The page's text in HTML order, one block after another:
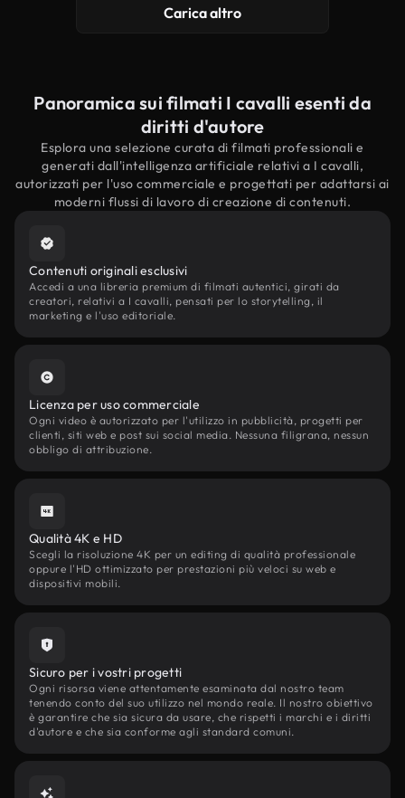
Carica altro
Panoramica sui filmati I cavalli esenti da
diritti d'autore
Esplora una selezione curata di filmati professionali e
generati dall'intelligenza artificiale relativi a I cavalli,
autorizzati per l'uso commerciale e progettati per adattarsi ai
moderni flussi di lavoro di creazione di contenuti.
Contenuti originali esclusivi
Accedi a una libreria premium di filmati autentici, girati da
creatori, relativi a I cavalli, pensati per lo storytelling, il
marketing e l'uso editoriale.
Licenza per uso commerciale
Ogni video è autorizzato per l'utilizzo in pubblicità, progetti per
clienti, siti web e post sui social media. Nessuna filigrana, nessun
obbligo di attribuzione.
Qualità 4K e HD
Scegli la risoluzione 4K per un editing di qualità professionale
oppure l'HD ottimizzato per prestazioni più veloci su web e
dispositivi mobili.
Sicuro per i vostri progetti
Ogni risorsa viene attentamente esaminata dal nostro team
tenendo conto del suo utilizzo nel mondo reale. Il nostro obiettivo
è garantire che sia sicura da usare, che rispetti i marchi e i diritti
d'autore e che sia conforme agli standard comuni.